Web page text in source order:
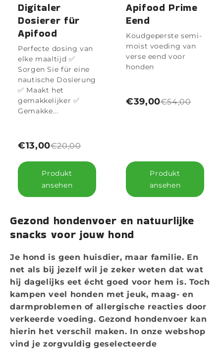
Digitaler
Dosierer für
Apifood
Perfecte dosing van
elke maaltijd ✅
Sorgen Sie für eine
nautische Dosierung
✅ Maakt het
gemakkelijker ✅
Gemakke...
€13,00€20,00
Produkt
ansehen
Apifood Prime
Eend
Koudgeperste semi-
moist voeding van
verse eend voor
honden
€39,00€54,00
Produkt
ansehen
Gezond hondenvoer en natuurlijke
snacks voor jouw hond
Je hond is geen huisdier, maar familie. En
net als bij jezelf wil je zeker weten dat wat
hij dagelijks eet écht goed voor hem is. Toch
kampen veel honden met jeuk, maag- en
darmproblemen of allergische reacties door
verkeerde voeding. Gezond hondenvoer kan
hierin het verschil maken. In onze webshop
vind je zorgvuldig geselecteerde